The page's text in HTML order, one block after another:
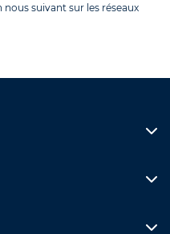
suivant sur les réseaux